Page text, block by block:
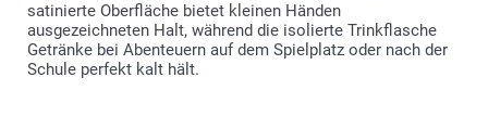
satinierte Oberfläche bietet kleinen Händen
ausgezeichneten Halt, während die isolierte Trinkflasche
Getränke bei Abenteuern auf dem Spielplatz oder nach der
Schule perfekt kalt hält.